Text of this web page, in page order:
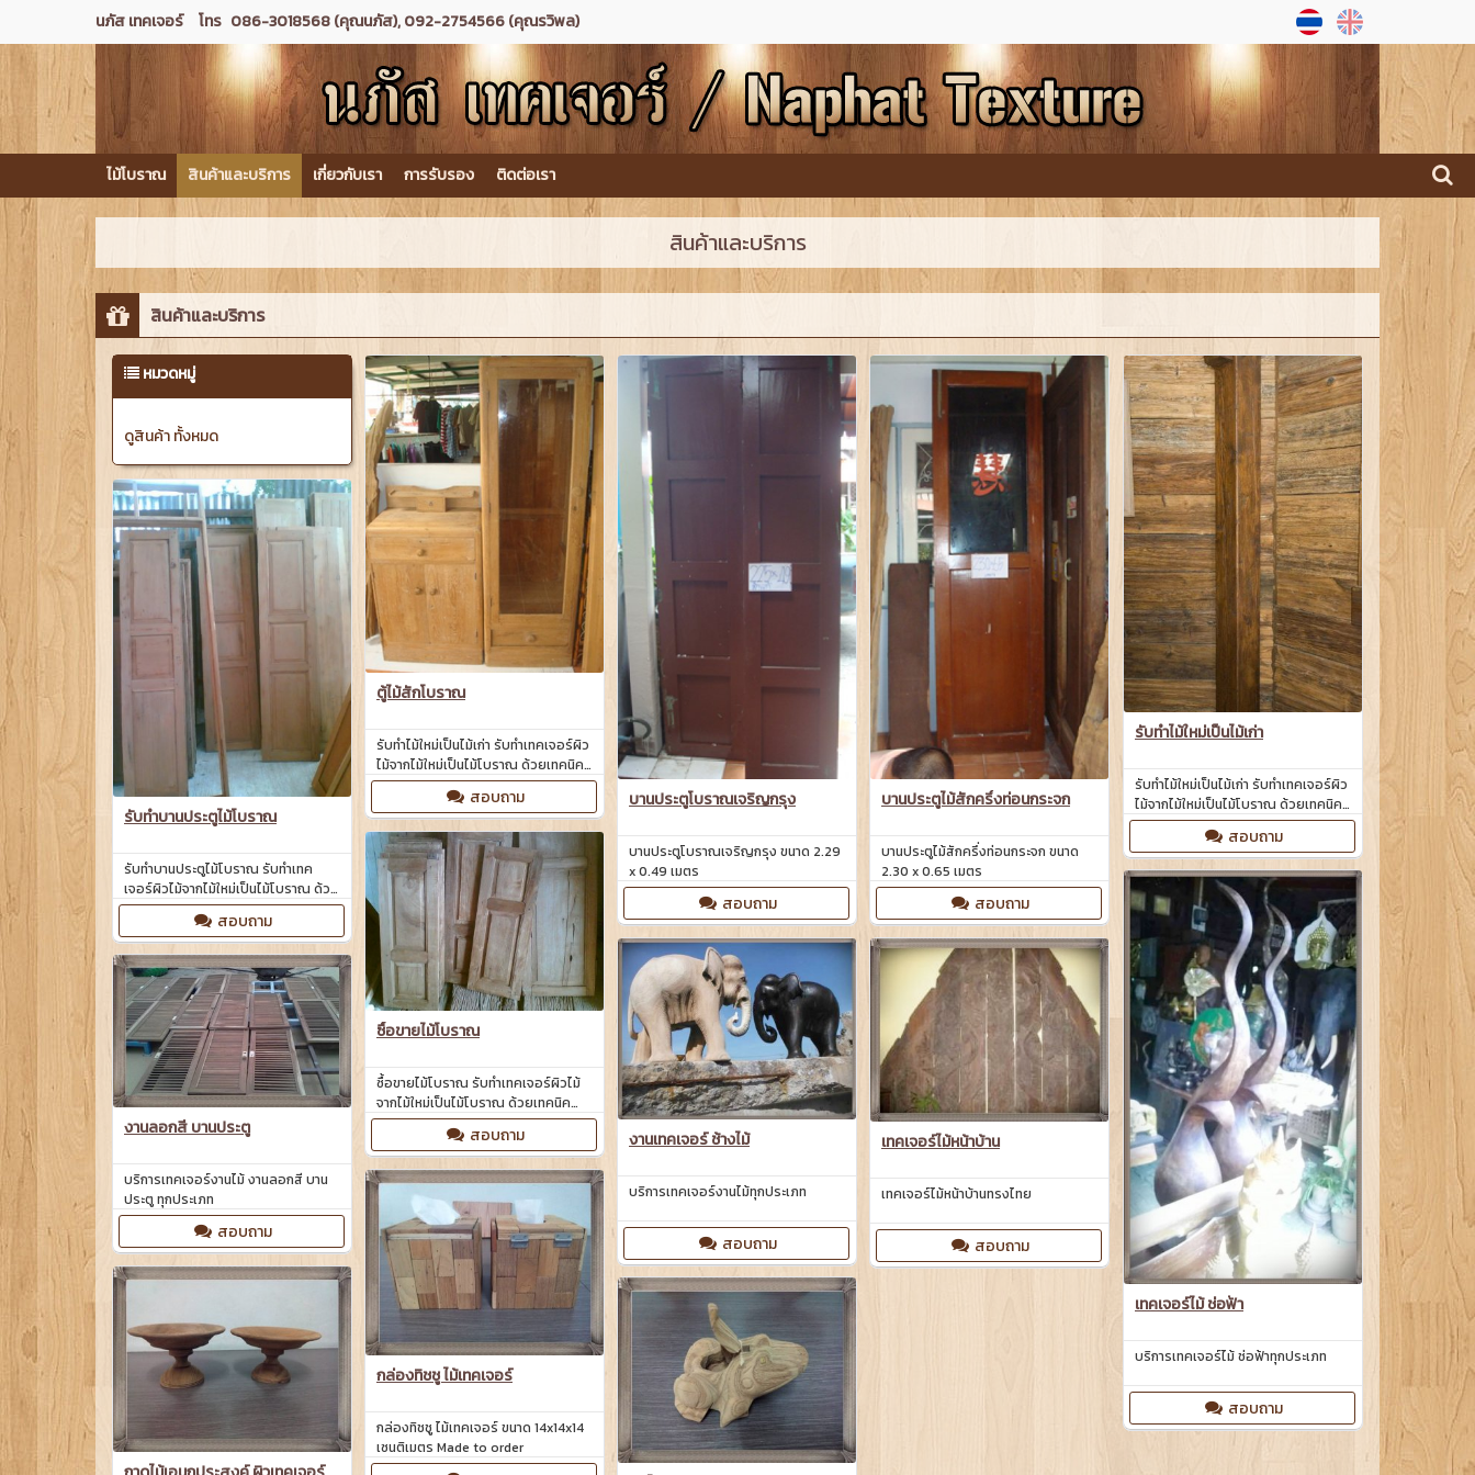
นภัส เทคเจอร์ โทร 086-3018568 (คุณนภัส), 092-2754566 (คุณรวิพล)
ไม้โบราณ สินค้าและบริการ เกี่ยวกับเรา การรับรอง ติดต่อเรา
สินค้าและบริการ
สินค้าและบริการ
หมวดหมู่
ดูสินค้า ทั้งหมด
ตู้ไม้สักโบราณ
รับทำไม้ใหม่เป็นไม้เก่า รับทำเทคเจอร์ผิว
ไม้จากไม้ใหม่เป็นไม้โบราณ ด้วยเทคนิค
พิเศษ
สอบถาม บานประตูโบราณเจริญกรุง
บานประตูโบราณเจริญกรุง ขนาด 2.29
x 0.49 เมตร
สอบถาม
บานประตูไม้สักครึ่งท่อนกระจก
บานประตูไม้สักครึ่งท่อนกระจก ขนาด
2.30 x 0.65 เมตร
สอบถาม
รับทำไม้ใหม่เป็นไม้เก่า
รับทำไม้ใหม่เป็นไม้เก่า รับทำเทคเจอร์ผิว
ไม้จากไม้ใหม่เป็นไม้โบราณ ด้วยเทคนิค
พิเศษ
สอบถาม
รับทำบานประตูไม้โบราณ
รับทำบานประตูไม้โบราณ รับทำเทค
เจอร์ผิวไม้จากไม้ใหม่เป็นไม้โบราณ ด้วย
เทคนิคพิเศษ
สอบถาม
ซื้อขายไม้โบราณ
ซื้อขายไม้โบราณ รับทำเทคเจอร์ผิวไม้
จากไม้ใหม่เป็นไม้โบราณ ด้วยเทคนิค
พิเศษ
สอบถาม
เทคเจอร์ไม้ ช่อฟ้า
บริการเทคเจอร์ไม้ ช่อฟ้าทุกประเภท
สอบถาม
งานเทคเจอร์ ช้างไม้
บริการเทคเจอร์งานไม้ทุกประเภท
สอบถาม
เทคเจอร์ไม้หน้าบ้าน
เทคเจอร์ไม้หน้าบ้านทรงไทย
สอบถาม
งานลอกสี บานประตู
บริการเทคเจอร์งานไม้ งานลอกสี บาน
ประตู ทุกประเภท
สอบถาม
กล่องทิชชู ไม้เทคเจอร์
กล่องทิชชู ไม้เทคเจอร์ ขนาด 14x14x14
เซนติเมตร Made to order